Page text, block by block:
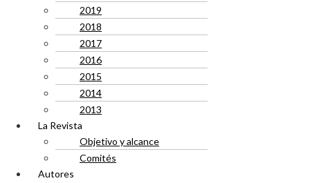
2019
2018
2017
2016
2015
2014
2013
La Revista
Objetivo y alcance
Comités
Autores